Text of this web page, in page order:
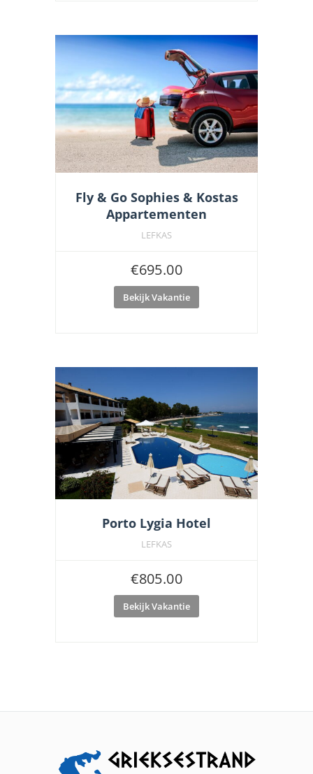
Fly & Go Sophies & Kostas
Appartementen
LEFKAS
€695.00
Bekijk Vakantie
Porto Lygia Hotel
LEFKAS
€805.00
Bekijk Vakantie